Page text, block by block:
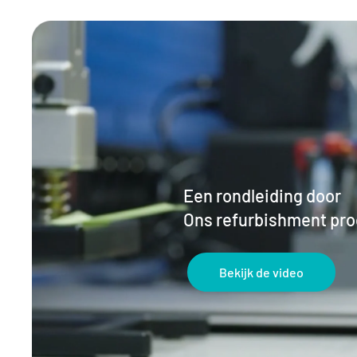
Een rondleiding door
Ons refurbishment
Bekijk de video